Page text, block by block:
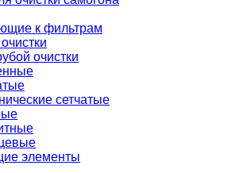
к фильтрам
очистки
сетчатые
элементы